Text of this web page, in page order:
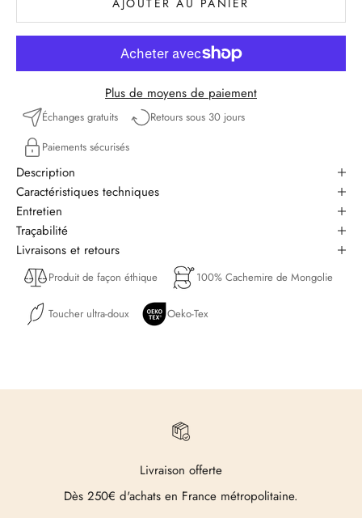
AJOUTER AU PANIER
Plus de moyens de paiement
Échanges gratuits
Retours sous 30 jours
Paiements sécurisés
Description
Caractéristiques techniques
Entretien
Traçabilité
Livraisons et retours
Produit de façon éthique 100% Cachemire de Mongolie
Toucher ultra-doux Oeko-Tex
Livraison offerte
Dès 250€ d'achats en France métropolitaine.